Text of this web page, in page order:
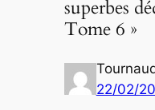
superbes
Tome 6 »
22/02/